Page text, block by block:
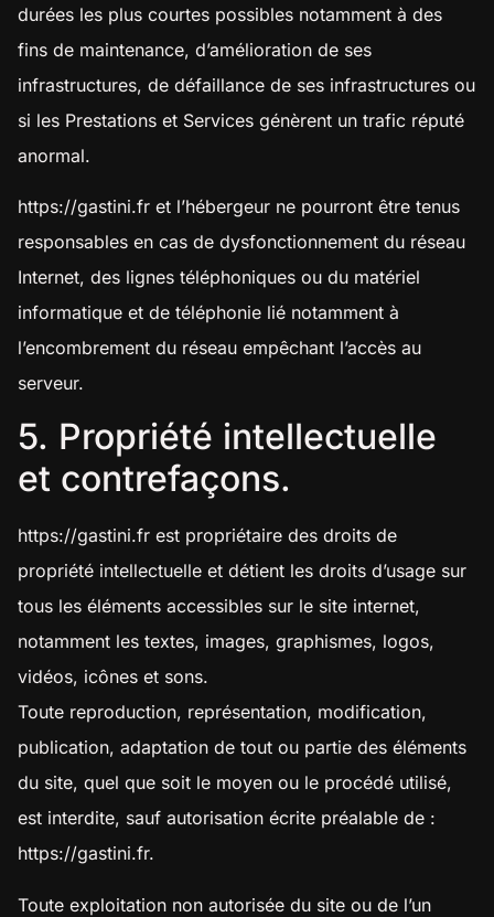
durées les plus courtes possibles notamment à des
fins de maintenance, d’amélioration de ses
infrastructures, de défaillance de ses infrastructures ou
si les Prestations et Services génèrent un trafic réputé
anormal.
https://gastini.fr et l’hébergeur ne pourront être tenus
responsables en cas de dysfonctionnement du réseau
Internet, des lignes téléphoniques ou du matériel
informatique et de téléphonie lié notamment à
l’encombrement du réseau empêchant l’accès au
serveur.
5. Propriété intellectuelle
et contrefaçons.
https://gastini.fr est propriétaire des droits de
propriété intellectuelle et détient les droits d’usage sur
tous les éléments accessibles sur le site internet,
notamment les textes, images, graphismes, logos,
vidéos, icônes et sons.
Toute reproduction, représentation, modification,
publication, adaptation de tout ou partie des éléments
du site, quel que soit le moyen ou le procédé utilisé,
est interdite, sauf autorisation écrite préalable de :
https://gastini.fr.
Toute exploitation non autorisée du site ou de l’un